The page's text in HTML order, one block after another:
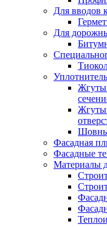
Для вводов
Для
Жгуты
Жгуты
Фасадная
Фасадные
Материалы